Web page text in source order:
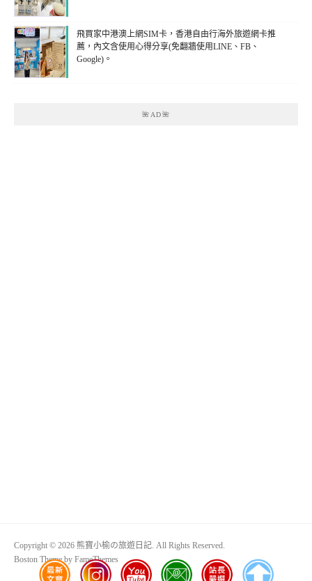
飛買家中港澳上網SIM卡，香港自由行海外旅遊網卡推
薦，內文含使用心得分享(免翻牆使用LINE、FB、
Google)。
🌺AD🌺
Copyright © 2026 熊寶小榆の旅遊日記. All Rights Reserved.
Boston Theme by FameThemes